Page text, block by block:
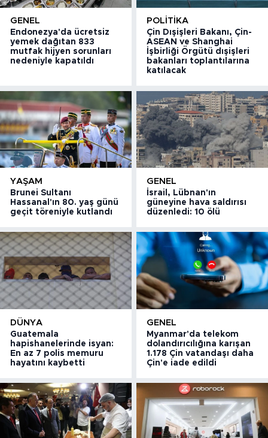
GENEL
Endonezya'da ücretsiz
yemek dağıtan 833
mutfak hijyen sorunları
nedeniyle kapatıldı
POLITIKA
Çin Dışişleri Bakanı, Çin-
ASEAN ve Shanghai
İşbirliği Örgütü dışişleri
bakanları toplantılarına
katılacak
YAŞAM
Brunei Sultanı
Hassanal'ın 80. yaş günü
geçit töreniyle kutlandı
GENEL
İsrail, Lübnan'ın
güneyine hava saldırısı
düzenledi: 10 ölü
DÜNYA
Guatemala
hapishanelerinde isyan:
En az 7 polis memuru
hayatını kaybetti
GENEL
Myanmar'da telekom
dolandırıcılığına karışan
1.178 Çin vatandaşı daha
Çin'e iade edildi